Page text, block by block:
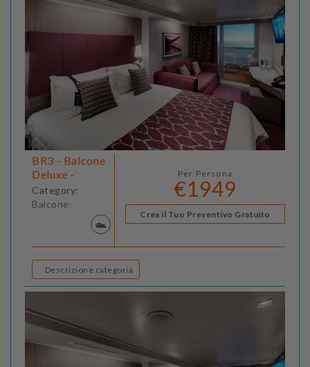
BR3 - Balcone
Deluxe -
Category:
Balcone
Per Persona
€1949
Crea il Tuo Preventivo Gratuito
Descrizione categoria